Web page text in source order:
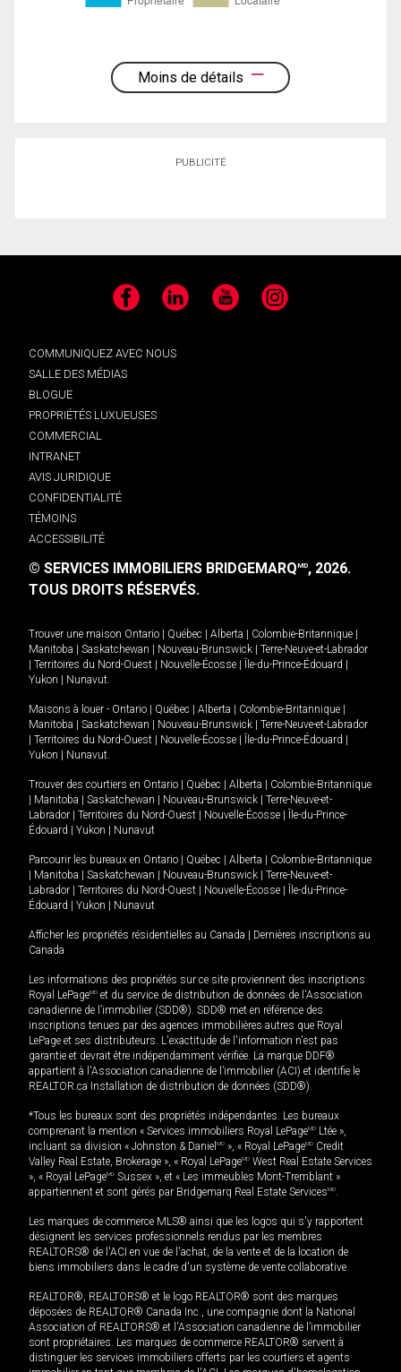
Moins de détails
PUBLICITÉ
Facebook LinkedIn YouTube Instagram
COMMUNIQUEZ AVEC NOUS
SALLE DES MÉDIAS
BLOGUE
PROPRIÉTÉS LUXUEUSES
COMMERCIAL
INTRANET
AVIS JURIDIQUE
CONFIDENTIALITÉ
TÉMOINS
ACCESSIBILITÉ
© SERVICES IMMOBILIERS BRIDGEMARQMD, 2026.
TOUS DROITS RÉSERVÉS.
Trouver une maison Ontario Québec Alberta Colombie-Britannique
Manitoba
Saskatchewan Nouveau-Brunswick
Terre-Neuve-et-Labrador
Territoires du Nord-Ouest Nouvelle-Écosse Île-du-Prince-Édouard
Yukon
Nunavut.
Maisons à louer - Ontario Québec Alberta Colombie-Britannique
Manitoba
Saskatchewan Nouveau-Brunswick
Terre-Neuve-et-Labrador
Territoires du Nord-Ouest Nouvelle-Écosse Île-du-Prince-Édouard
Yukon
Nunavut.
Trouver des courtiers en Ontario Québec Alberta
Colombie-Britannique
Manitoba Saskatchewan Nouveau-Brunswick
Terre-Neuve-et-
Labrador
Territoires du Nord-Ouest Nouvelle-Écosse
Île-du-Prince-
Édouard
Yukon Nunavut
Parcourir les bureaux en Ontario Québec Alberta
Colombie-Britannique
Manitoba Saskatchewan Nouveau-Brunswick
Terre-Neuve-et-
Labrador
Territoires du Nord-Ouest Nouvelle-Écosse
Île-du-Prince-
Édouard
Yukon Nunavut
Afficher les propriétés résidentielles au Canada
Dernières inscriptions au
Canada
Les informations des propriétés sur ce site proviennent des inscriptions
Royal LePageMD et du service de distribution de données de l'Association
canadienne de l’immobilier (SDD®). SDD® met en référence des
inscriptions tenues par des agences immobilières autres que Royal
LePage et ses distributeurs. L'exactitude de l'information n'est pas
garantie et devrait être indépendamment vérifiée. La marque DDF®
appartient à l'Association canadienne de l’immobilier (ACI) et identifie le
REALTOR.ca Installation de distribution de données (SDD®).
*Tous les bureaux sont des propriétés indépendantes. Les bureaux
comprenant la mention « Services immobiliers Royal LePageMD Ltée »,
incluant sa division « Johnston & Daniel MD », « Royal LePageMD Credit
Valley Real Estate, Brokerage », « Royal LePageMD West Real Estate Services
», « Royal LePageMD Sussex », et « Les immeubles Mont-Tremblant »
appartiennent et sont gérés par Bridgemarq Real Estate ServicesMD.
Les marques de commerce MLS® ainsi que les logos qui s'y rapportent
désignent les services professionnels rendus par les membres
REALTORS® de l'ACI en vue de l'achat, de la vente et de la location de
biens immobiliers dans le cadre d'un système de vente collaborative.
REALTOR®, REALTORS® et le logo REALTOR® sont des marques
déposées de REALTOR® Canada Inc., une compagnie dont la National
Association of REALTORS® et l'Association canadienne de l’immobilier
sont propriétaires. Les marques de commerce REALTOR® servent à
distinguer les services immobiliers offerts par les courtiers et agents